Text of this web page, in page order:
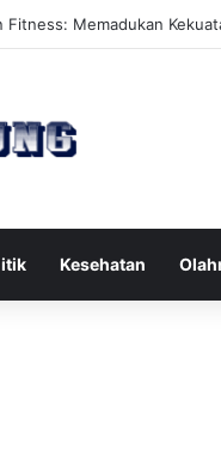
Reformer untuk
Kesehatan